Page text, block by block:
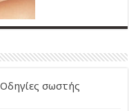
σωστής